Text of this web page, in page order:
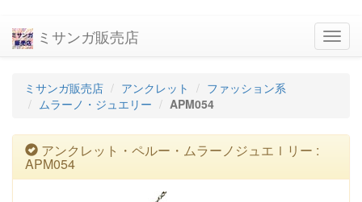
ミサンガ販売店
ミサンガ販売店 アンクレット
ファッション系
ムラーノ・ジュエリー
APM054
アンクレット・ペルー・ムラーノジュエｌリー :
APM054